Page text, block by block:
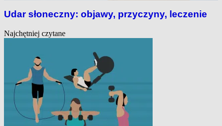
Udar słoneczny: objawy, przyczyny, leczenie
Najchętniej czytane